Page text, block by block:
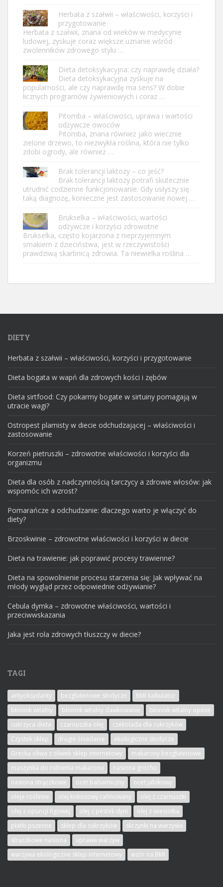
Herbata z szałwii – właściwości, korzyści i
przygotowanie
Herbata z szałwii, znana od wieków w medycynie
ludowej, zyskuje coraz większe uznanie wśród
zwolenników zdrowego stylu …
Dieta detoksykacyjna: czy naprawdę działa?
Dieta detoksykacyjna zyskuje na
popularności, ale czy naprawdę ma sens? W dobie
licznych programów żywieniowych i coraz …
Pitomba – właściwości, uprawa i wartości
odżywcze owoców
Pitomba, znana również jako wiecznie
zielone drzewo, to niezwykła roślina, która nie tylko
zdobi ogrody, ale również …
Brak tolerancji laktozy – co jeść?
Brak tolerancji laktozy potrafi skutecznie
utrudnić codzienne funkcjonowanie. Gdy usłyszy się
taką diagnozę, konieczne jest zastosowanie nowej …
Brukselka – właściwości, wartości
odżywcze i korzyści zdrowotne
Brukselka, często kojarzona z nieprzyjemnym
smakiem z dzieciństwa, jest w rzeczywistości
prawdziwą skarbnicą zdrowia. Ta niewielka roślina …
DIETY
Herbata z szałwii – właściwości, korzyści i przygotowanie
Dieta bogata w wapń dla zdrowych kości i zębów
Dieta sirtfood: Czy pokarmy bogate w sirtuiny pomagają w
utracie wagi?
Ostropest plamisty w diecie odchudzającej – właściwości i
zastosowanie
Korzeń pietruszki – zdrowotne właściwości i korzyści dla
organizmu
Dieta dla osób z nadczynnością tarczycy a zdrowie włosów: jak
wspomóc ich wzrost?
Pomarańcze a odchudzanie: dlaczego warto je włączyć do
diety?
Brzoskwinie – zdrowotne właściwości i korzyści w diecie
Dieta na trawienie: jak poprawić procesy trawienne?
Dieta na spowolnienie procesu starzenia się: Jak wpływać na
młody wygląd przez odpowiednie odżywianie?
Cebula dymka – zdrowotne właściwości, wartości i
przeciwwskazania
Jaka jest rola zdrowych tłuszczy w diecie?
TAGI
antyoksydanty bezglutenowe słodycze
BMI kalkulator
błonnik witalny
błonnik witalny dawkowanie
błonnik witalny opinie
cukrzyca dieta
czarnuszka olej
czekolada dla cukrzyków
Czystek sklep
drugie śniadanie
ekologiczne słodycze
Grecka oliwa z oliwek sklep internetowy
makarony bezglutenowe
maszynka do robienia makaronu
nasiona grochu
nasiona strączkowe
ocet balsamiczny
ocet jabłkowy
oleje roślinne
olej kokosowy rafinowany
olej z czarnuszki
olej z opuncji figowej
olej z pestek dyni
olej z wiesiołka
płatki pszenne
sklep dla cukrzyków
skrzynki na warzywa
strączkowe nasiona
uprawa warzyw
warzywa ekologiczne sklep internetowy
wzór na BMI